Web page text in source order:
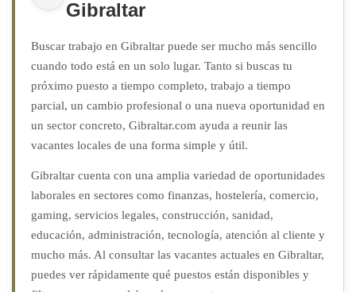
Gibraltar
Buscar trabajo en Gibraltar puede ser mucho más sencillo
cuando todo está en un solo lugar. Tanto si buscas tu
próximo puesto a tiempo completo, trabajo a tiempo
parcial, un cambio profesional o una nueva oportunidad en
un sector concreto, Gibraltar.com ayuda a reunir las
vacantes locales de una forma simple y útil.
Gibraltar cuenta con una amplia variedad de oportunidades
laborales en sectores como finanzas, hostelería, comercio,
gaming, servicios legales, construcción, sanidad,
educación, administración, tecnología, atención al cliente y
mucho más. Al consultar las vacantes actuales en Gibraltar,
puedes ver rápidamente qué puestos están disponibles y